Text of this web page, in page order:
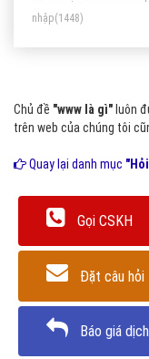
nhập(1448)
Chủ đề "www là gì" luôn
trên web của chúng tôi
Quay lại danh mục
Gọi CSKH
Đặt câu hỏi
Báo giá